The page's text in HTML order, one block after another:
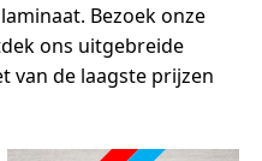
Bezoek onze
ons uitgebreide
van de laagste prijzen